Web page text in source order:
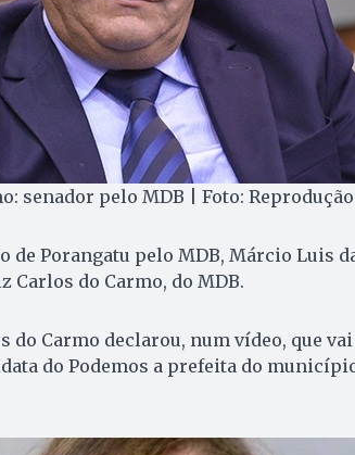
senador pelo MDB | Foto: Reprodução
de Porangatu pelo MDB, Márcio Luis
Carlos do Carmo, do MDB.
do Carmo declarou, num vídeo, que
do Podemos a prefeita do